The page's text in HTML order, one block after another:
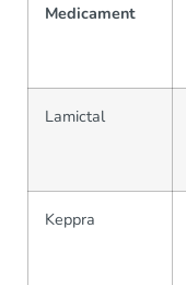
Medicament
Lamictal
Keppra